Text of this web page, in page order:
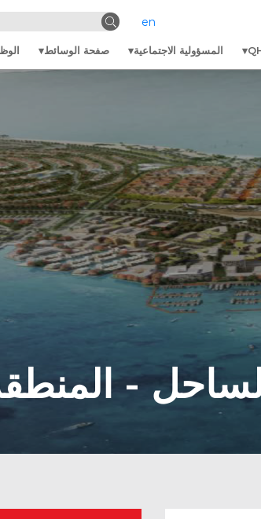
en
المسؤولية الاجتماعية صفحة الوسائط
- المنطقة